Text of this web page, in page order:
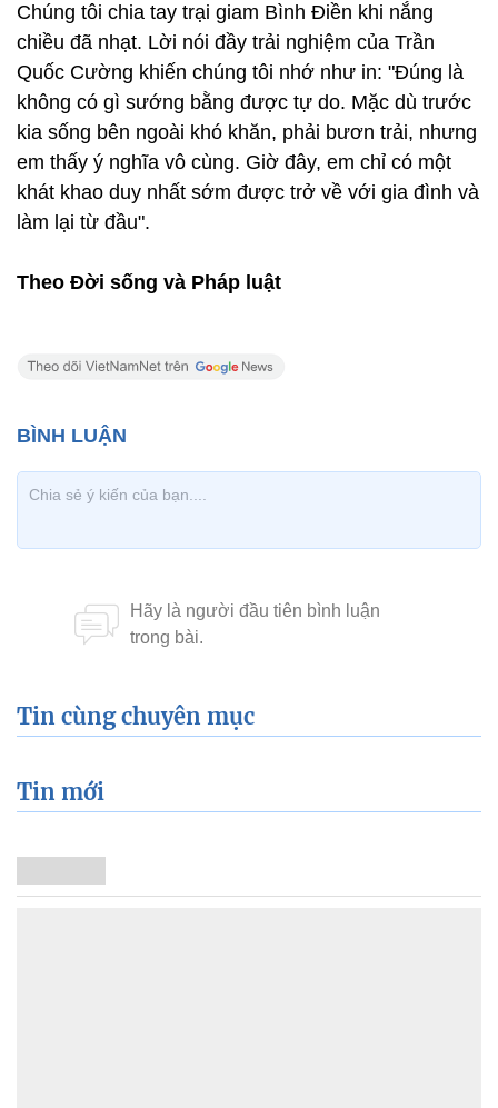
Chúng tôi chia tay trại giam Bình Điền khi nắng
chiều đã nhạt. Lời nói đầy trải nghiệm của Trần
Quốc Cường khiến chúng tôi nhớ như in: "Đúng là
không có gì sướng bằng được tự do. Mặc dù trước
kia sống bên ngoài khó khăn, phải bươn trải, nhưng
em thấy ý nghĩa vô cùng. Giờ đây, em chỉ có một
khát khao duy nhất sớm được trở về với gia đình và
làm lại từ đầu".
Theo Đời sống và Pháp luật
Tin cùng chuyên mục
Tin mới